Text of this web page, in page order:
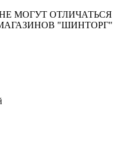
МОГУТ ОТЛИЧАТЬСЯ
"ШИНТОРГ"